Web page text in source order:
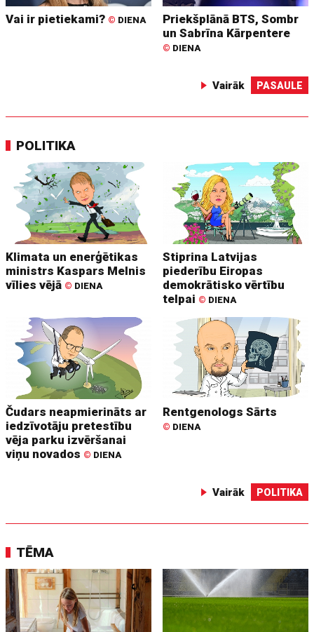
Vai ir pietiekami? © DIENA
Priekšplānā BTS, Sombr
un Sabrīna Kārpentere
© DIENA
Vairāk PASAULE
POLITIKA
Klimata un enerģētikas
ministrs Kaspars Melnis
vīlies vējā © DIENA
Stiprina Latvijas
piederību Eiropas
demokrātisko vērtību
telpai © DIENA
Čudars neapmierināts ar
iedzīvotāju pretestību
vēja parku izvēršanai
viņu novados © DIENA
Rentgenologs Sārts
© DIENA
Vairāk POLITIKA
TĒMA